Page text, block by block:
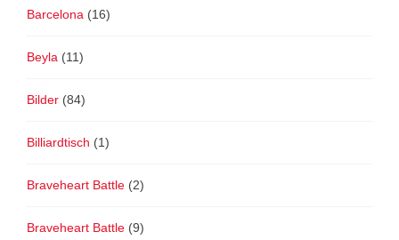
Barcelona (16)
Beyla (11)
Bilder (84)
Billiardtisch (1)
Braveheart Battle (2)
Braveheart Battle (9)